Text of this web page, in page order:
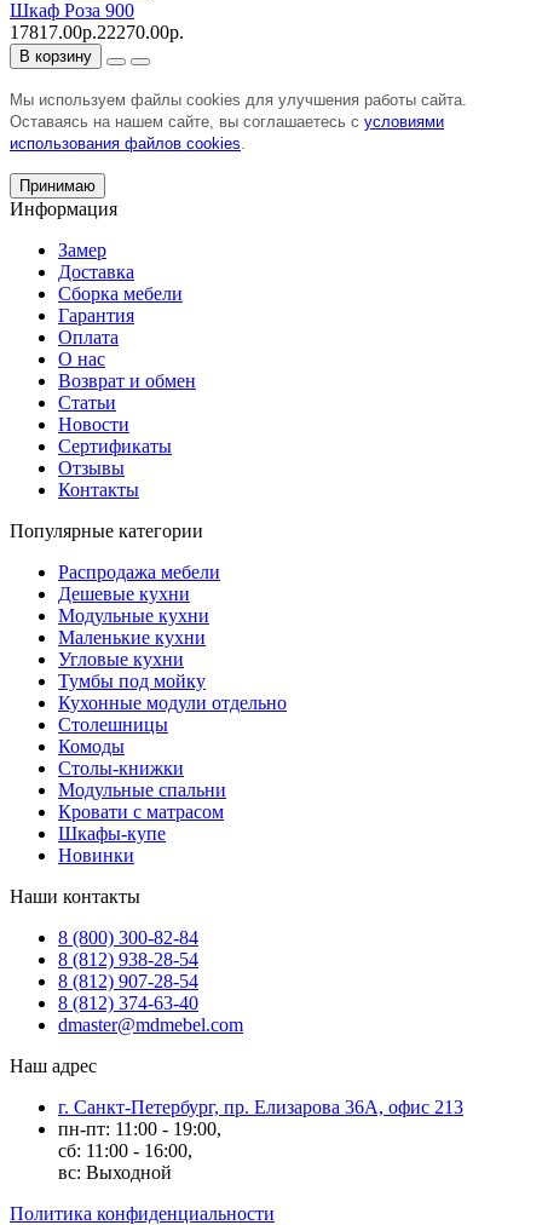
Шкаф Роза 900
17817.00р.22270.00р.
В корзину
Мы используем файлы cookies для улучшения работы сайта.
Оставаясь на нашем сайте, вы соглашаетесь с условиями
использования файлов cookies.
Принимаю
Информация
Замер
Доставка
Сборка мебели
Гарантия
Оплата
О нас
Возврат и обмен
Статьи
Новости
Сертификаты
Отзывы
Контакты
Популярные категории
Распродажа мебели
Дешевые кухни
Модульные кухни
Маленькие кухни
Угловые кухни
Тумбы под мойку
Кухонные модули отдельно
Столешницы
Комоды
Столы-книжки
Модульные спальни
Кровати с матрасом
Шкафы-купе
Новинки
Наши контакты
8 (800) 300-82-84
8 (812) 938-28-54
8 (812) 907-28-54
8 (812) 374-63-40
dmaster@mdmebel.com
Наш адрес
г. Санкт-Петербург, пр. Елизарова 36А, офис 213
пн-пт: 11:00 - 19:00,
сб: 11:00 - 16:00,
вс: Выходной
Политика конфиденциальности